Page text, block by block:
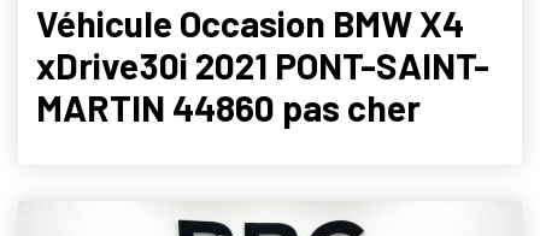
Véhicule Occasion BMW X4
xDrive30i 2021 PONT-SAINT-
MARTIN 44860 pas cher